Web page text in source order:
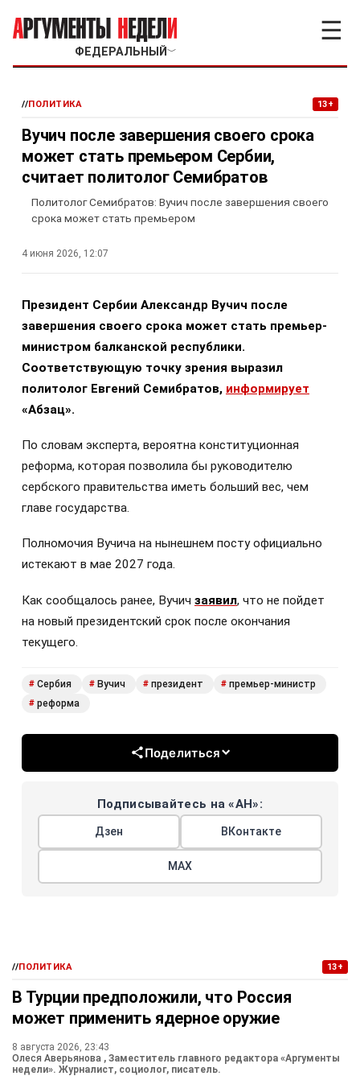
ФЕДЕРАЛЬНЫЙ ﹀
☰
//ПОЛИТИКА 13+
Вучич после завершения своего срока
может стать премьером Сербии,
считает политолог Семибратов
Политолог Семибратов: Вучич после завершения своего
срока может стать премьером
4 июня 2026, 12:07
Президент Сербии Александр Вучич после
завершения своего срока может стать премьер-
министром балканской республики.
Соответствующую точку зрения выразил
политолог Евгений Семибратов, информирует
«Абзац».
По словам эксперта, вероятна конституционная
реформа, которая позволила бы руководителю
сербского правительства иметь больший вес, чем
главе государства.
Полномочия Вучича на нынешнем посту официально
истекают в мае 2027 года.
Как сообщалось ранее, Вучич заявил, что не пойдет
на новый президентский срок после окончания
текущего.
# Сербия # Вучич # президент # премьер-министр
# реформа
Поделиться
Подписывайтесь на «АН»:
Дзен ВКонтакте
МАХ
//ПОЛИТИКА 13+
В Турции предположили, что Россия
может применить ядерное оружие
8 августа 2026, 23:43
Олеся Аверьянова , Заместитель главного редактора «Аргументы
недели». Журналист, социолог, писатель.